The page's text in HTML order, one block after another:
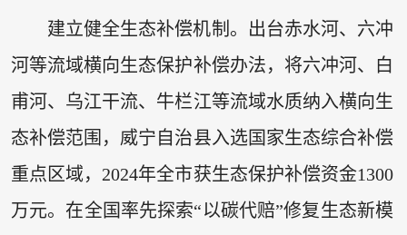
建立健全生态补偿机制。出台赤水河、六冲
河等流域横向生态保护补偿办法，将六冲河、白
甫河、乌江干流、牛栏江等流域水质纳入横向生
态补偿范围，威宁自治县入选国家生态综合补偿
重点区域，2024年全市获生态保护补偿资金1300
万元。在全国率先探索“以碳代赔”修复生态新模